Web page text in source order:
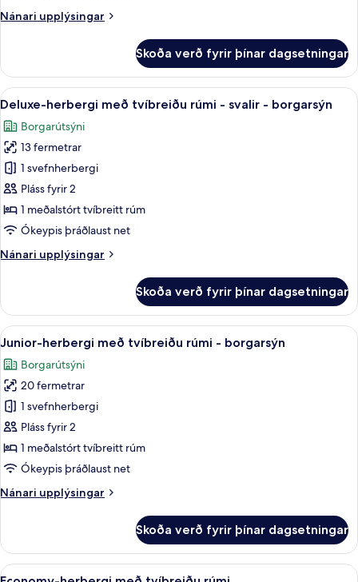
-Nánari upplýsingar
Nánari
herbergi
með
tvíbreiðu
-
borgarsýn
Skoða verð fyrir þínar dagsetningar
Skoða
allar
myndir
fyrir
Deluxe-
herbergi
með
tvíbreiðu
-
borgarsýn
Deluxe-herbergi með tvíbreiðu
5
Deluxe-herbergi með tvíbreiðu rúmi - svalir - borgarsýn
Borgarútsýni
13 fermetrar
1 svefnherbergi
Pláss fyrir 2
1 meðalstórt tvíbreitt rúm
Ókeypis þráðlaust net
Nánari upplýsingar
Nánari
herbergi
með
tvíbreiðu
-
svalir
borgarsýn
Skoða verð fyrir þínar dagsetningar
Skoða
allar
myndir
fyrir
Junior-
herbergi
með
tvíbreiðu
-
Junior-herbergi með tvíbreiðu rúmi
6
Junior-herbergi með tvíbreiðu rúmi - borgarsýn
Borgarútsýni
20 fermetrar
1 svefnherbergi
Pláss fyrir 2
1 meðalstórt tvíbreitt rúm
Ókeypis þráðlaust net
Nánari upplýsingar
Nánari
herbergi
með
tvíbreiðu
Skoða verð fyrir þínar dagsetningar
Skoða
Economy-herbergi með tvíbreiðu
3